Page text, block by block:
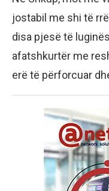
jostabil me shi të
disa pjesë të
afatshkurtër me
erë të përforcuar